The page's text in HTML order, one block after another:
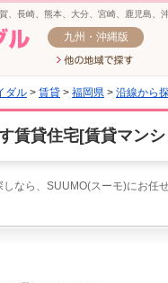
、長崎、熊本、大分、宮崎、鹿児島
九州・沖縄版
ダル > 賃貸 > 福岡県 > 沿線から
賃貸住宅[賃貸マン
なら、SUUMO(スーモ)にお